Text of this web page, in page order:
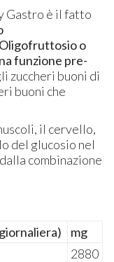
Gastro è il fatto
o
funzione pre-
zuccheri buoni di
buoni che
il cervello,
del glucosio nel
combinazione
mg
2880